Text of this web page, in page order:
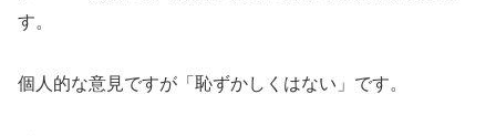
す。
個人的な意見ですが「恥ずかしくはない」です。